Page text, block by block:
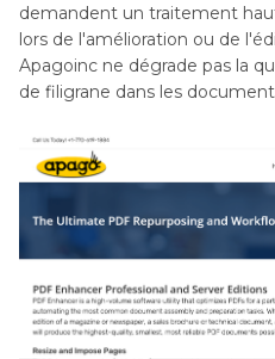
demandent un traitement
lors de l'amélioration ou de
Apagoinc ne dégrade pas la
de filigrane dans les